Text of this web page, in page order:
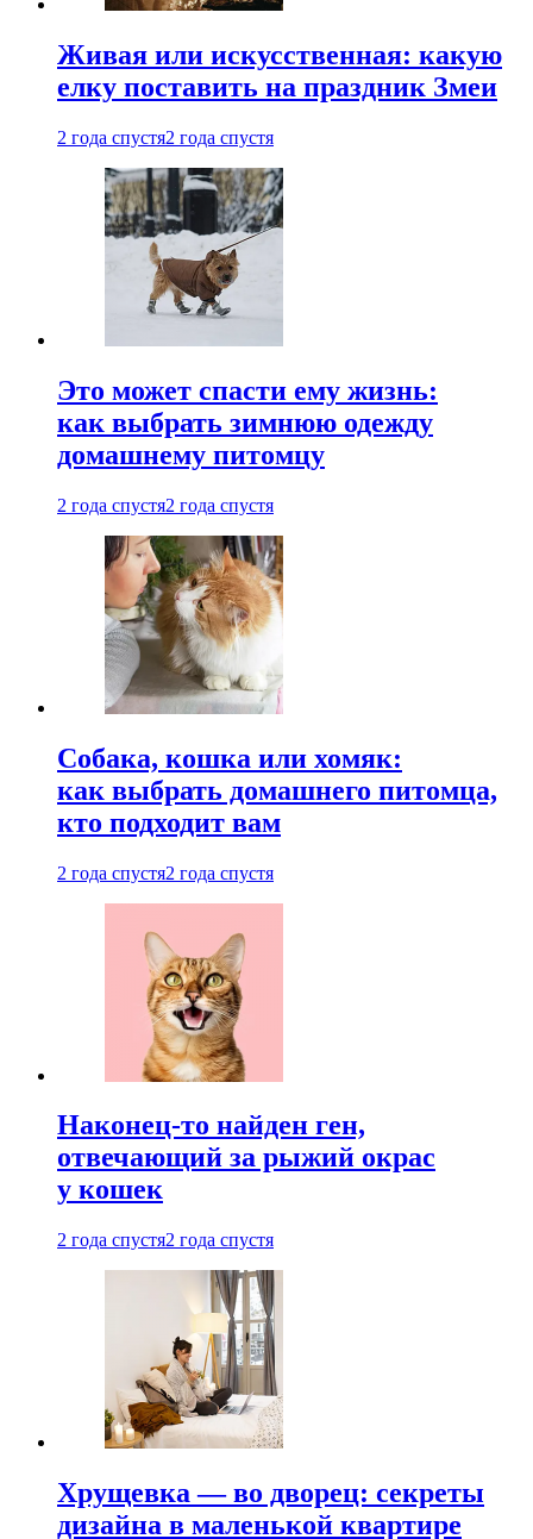
Живая или искусственная: какую
елку поставить на праздник Змеи
2 года спустя2 года спустя
Это может спасти ему жизнь:
как выбрать зимнюю одежду
домашнему питомцу
2 года спустя2 года спустя
Собака, кошка или хомяк:
как выбрать домашнего питомца,
кто подходит вам
2 года спустя2 года спустя
Наконец-то найден ген,
отвечающий за рыжий окрас
у кошек
2 года спустя2 года спустя
Хрущевка — во дворец: секреты
дизайна в маленькой квартире